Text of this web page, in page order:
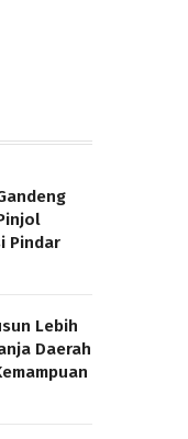
Pindar
Lebih
Daerah